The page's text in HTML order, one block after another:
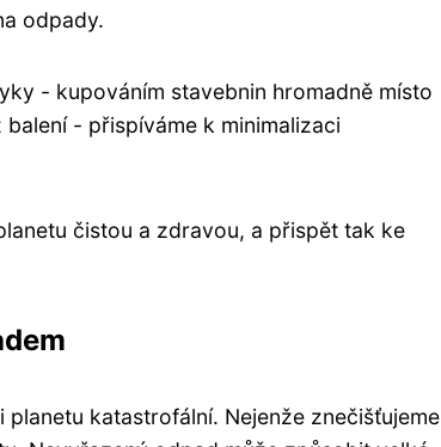
odpady.
- kupováním stavebnin hromadně místo
- přispíváme k minimalizaci
čistou a zdravou, a přispět tak ke
katastrofální. Nejenže znečišťujeme